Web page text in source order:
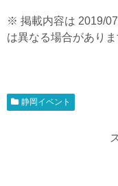
※ 掲載内容は 2019/
は異なる場合があり
静岡イベント